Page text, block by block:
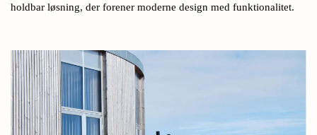
holdbar løsning, der forener moderne design med funktionalitet.